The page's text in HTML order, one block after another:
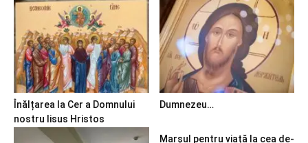
Înălțarea la Cer a Domnului
nostru Iisus Hristos
Dumnezeu…
Marșul pentru viață la cea de-